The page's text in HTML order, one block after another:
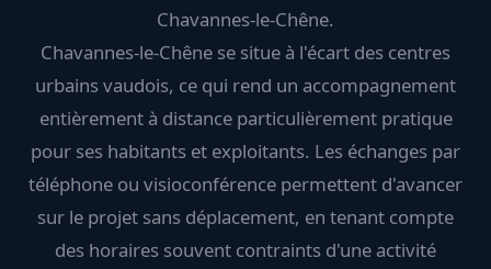
Chavannes-le-Chêne.
Chavannes-le-Chêne se situe à l'écart des centres
urbains vaudois, ce qui rend un accompagnement
entièrement à distance particulièrement pratique
pour ses habitants et exploitants. Les échanges par
téléphone ou visioconférence permettent d'avancer
sur le projet sans déplacement, en tenant compte
des horaires souvent contraints d'une activité